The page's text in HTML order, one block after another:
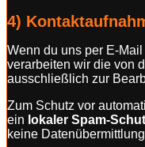
4)
Wenn du uns per E-
verarbeiten wir die von
ausschließlich zur
Zum Schutz vor
ein lokaler Spam-
keine